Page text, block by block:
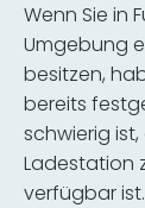
Wenn Sie in
Umgebung
besitzen,
bereits
schwierig
Ladestation
verfügbar ist.